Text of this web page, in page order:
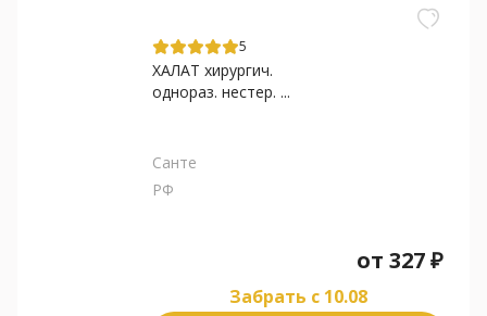
5
ХАЛАТ хирургич.
однораз. нестер. ...
Санте
РФ
от 327₽
Забрать c 10.08